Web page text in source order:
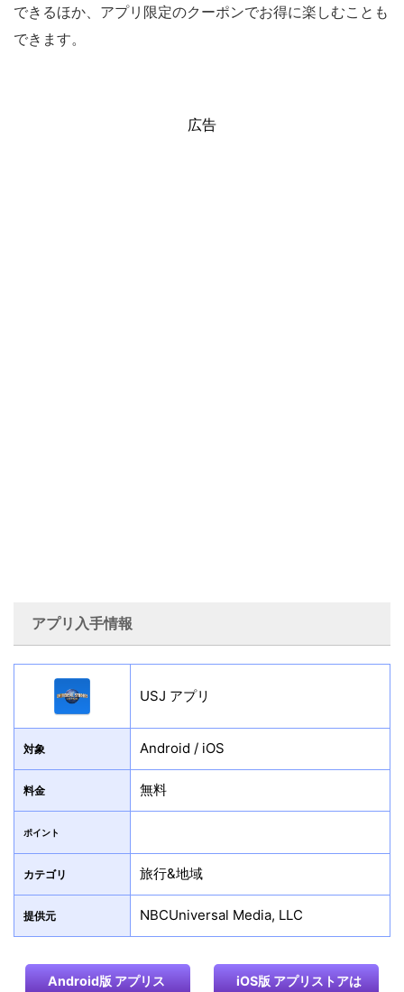
できるほか、アプリ限定のクーポンでお得に楽しむことも
できます。
広告
アプリ入手情報
USJ アプリ
対象 Android / iOS
料金 無料
ポイント
カテゴリ 旅行&地域
提供元 NBCUniversal Media, LLC
Android版 アプリス iOS版 アプリストアは